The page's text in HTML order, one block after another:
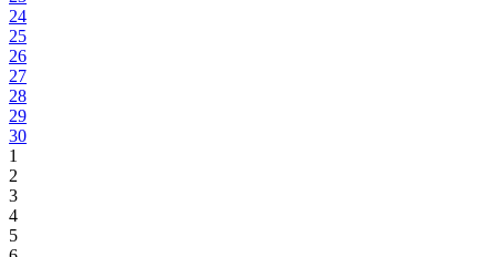
24
25
26
27
28
29
30
1
2
3
4
5